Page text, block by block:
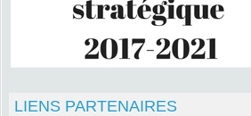
LIENS PARTENAIRES